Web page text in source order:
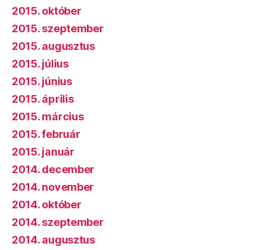
2015. október
2015. szeptember
2015. augusztus
2015. július
2015. június
2015. április
2015. március
2015. február
2015. január
2014. december
2014. november
2014. október
2014. szeptember
2014. augusztus